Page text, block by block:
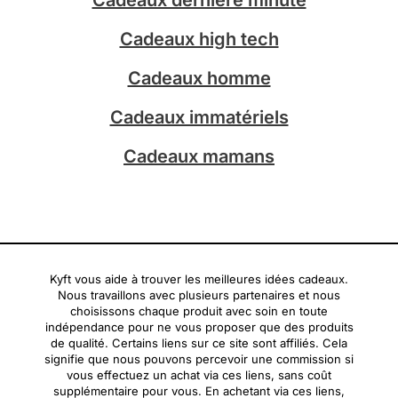
r
a
m
Cadeaux high tech
Cadeaux homme
Cadeaux immatériels
Cadeaux mamans
Kyft vous aide à trouver les meilleures idées cadeaux.
Nous travaillons avec plusieurs partenaires et nous
choisissons chaque produit avec soin en toute
indépendance pour ne vous proposer que des produits
de qualité. Certains liens sur ce site sont affiliés. Cela
signifie que nous pouvons percevoir une commission si
vous effectuez un achat via ces liens, sans coût
supplémentaire pour vous. En achetant via ces liens,